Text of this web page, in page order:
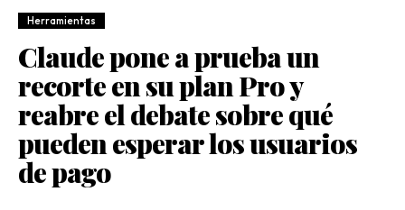
Herramientas
Claude pone a prueba un
recorte en su plan Pro y
reabre el debate sobre qué
pueden esperar los usuarios
de pago